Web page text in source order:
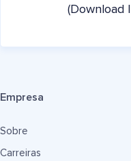
(Download
Empresa
Sobre
Carreiras